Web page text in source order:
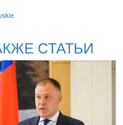
СТАТЬИ